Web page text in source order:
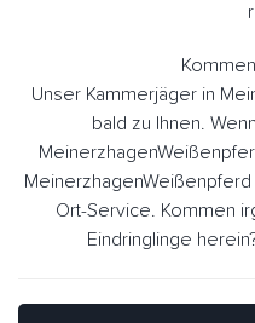
Unser Kammerjäger in
bald zu Ihnen.
Ort-Service. Kommen
Eindringlinge